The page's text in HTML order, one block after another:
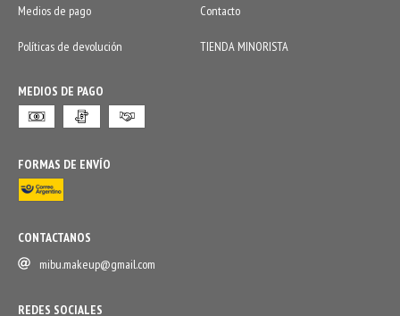
Medios de pago Contacto
Políticas de devolución TIENDA MINORISTA
MEDIOS DE PAGO
FORMAS DE ENVÍO
CONTACTANOS
mibu.makeup@gmail.com
REDES SOCIALES